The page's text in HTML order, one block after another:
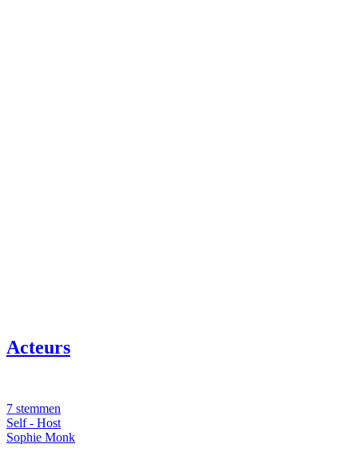
Acteurs
7 stemmen
Self - Host
Sophie Monk